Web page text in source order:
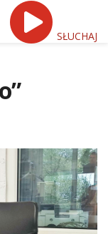
SŁUCHAJ